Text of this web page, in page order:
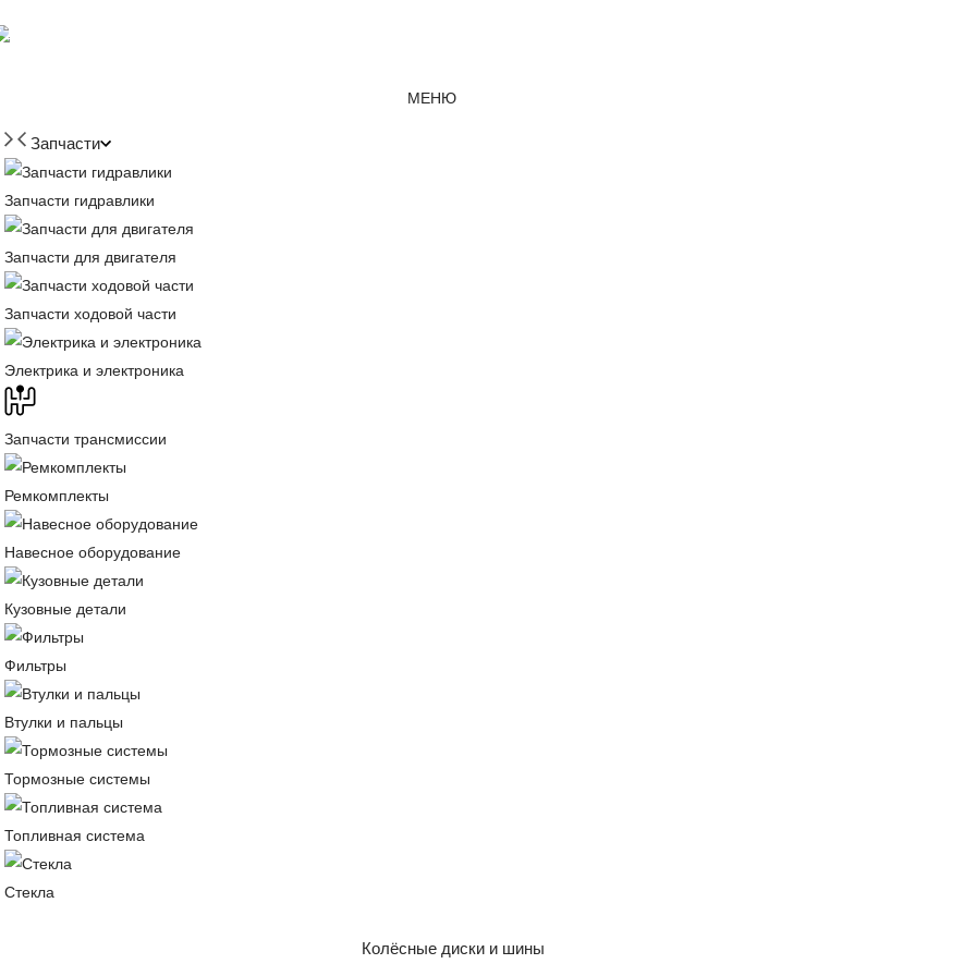
Мессенджер MAX
МЕНЮ
Запчасти
Запчасти гидравлики
Запчасти для двигателя
Запчасти ходовой части
Электрика и электроника
Запчасти трансмиссии
Ремкомплекты
Навесное оборудование
Кузовные детали
Фильтры
Втулки и пальцы
Тормозные системы
Топливная система
Стекла
Колёсные диски и шины